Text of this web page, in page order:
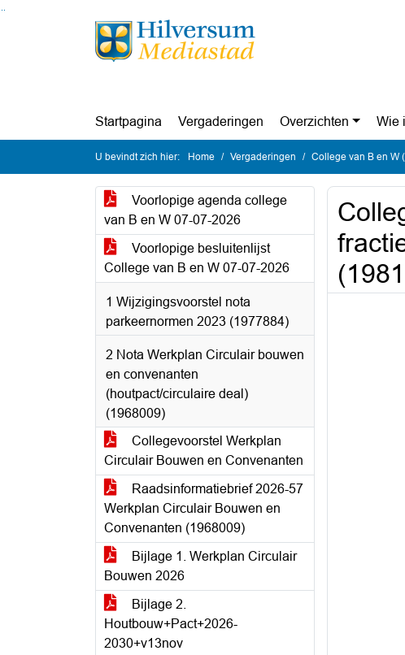
Ga naar de inhoud van deze pagina
Ga naar het zoeken
Ga naar het menu
Startpagina Vergaderingen Overzichten Wie
U bevindt zich hier: Home Vergaderingen College van B en W
Voorlopige agenda college
van B en W 07-07-2026
Voorlopige besluitenlijst
College van B en W 07-07-2026
1 Wijzigingsvoorstel nota
parkeernormen 2023 (1977884)
2 Nota Werkplan Circulair bouwen
en convenanten
(houtpact/circulaire deal)
(1968009)
Collegevoorstel Werkplan
Circulair Bouwen en Convenanten
Raadsinformatiebrief 2026-57
Werkplan Circulair Bouwen en
Convenanten (1968009)
Bijlage 1. Werkplan Circulair
Bouwen 2026
Bijlage 2.
Houtbouw+Pact+2026-
2030+v13nov